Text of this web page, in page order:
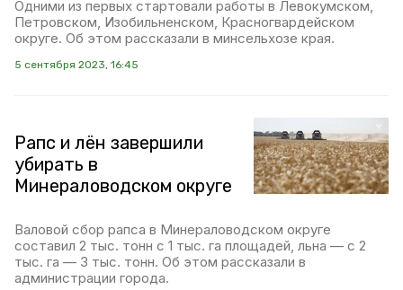
Одними из первых стартовали работы в Левокумском,
Петровском, Изобильненском, Красногвардейском
округе. Об этом рассказали в минсельхозе края.
5 сентября 2023, 16:45
Рапс и лён завершили
убирать в
Минераловодском округе
Валовой сбор рапса в Минераловодском округе
составил 2 тыс. тонн с 1 тыс. га площадей, льна — с 2
тыс. га — 3 тыс. тонн. Об этом рассказали в
администрации города.